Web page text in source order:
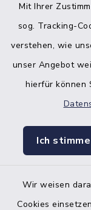
Mit Ihrer
sog. Tracking-
verstehen, wie
unser Angebot
hierfür können
Ich
Wir weisen
Cookies